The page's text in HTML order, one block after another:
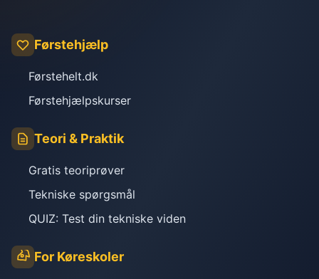
Førstehjælp
Førstehelt.dk
Førstehjælpskurser
Teori & Praktik
Gratis teoriprøver
Tekniske spørgsmål
QUIZ: Test din tekniske viden
For Køreskoler